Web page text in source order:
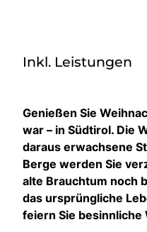
Inkl. Leistungen
Genießen Sie
war – in Südtirol. Die
daraus erwachsene
Berge werden Sie
alte Brauchtum noch
das ursprüngliche
feiern Sie besinnliche